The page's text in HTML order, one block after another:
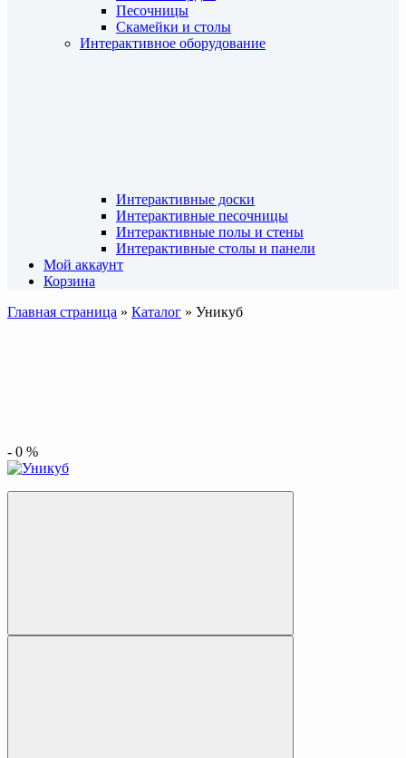
Песочницы
Скамейки и столы
Интерактивное оборудование
Интерактивные доски
Интерактивные песочницы
Интерактивные полы и стены
Интерактивные столы и панели
Мой аккаунт
Корзина
Главная страница » Каталог » Уникуб
- 0 %